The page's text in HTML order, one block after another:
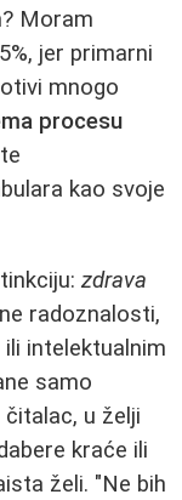
Moram
jer primarni
mnogo
procesu
kao svoje
zdrava
radoznalosti,
intelektualnim
samo
u želji
kraće ili
želi. "Ne bih